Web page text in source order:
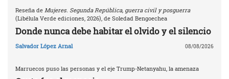
Reseña de Mujeres. Segunda República, guerra civil y posguerra
(Libélula Verde ediciones, 2026), de Soledad Bengoechea
Donde nunca debe habitar el olvido y el silencio
Salvador López Arnal 08/08/2026
Marruecos puso las personas y el eje Trump-Netanyahu, la amenaza